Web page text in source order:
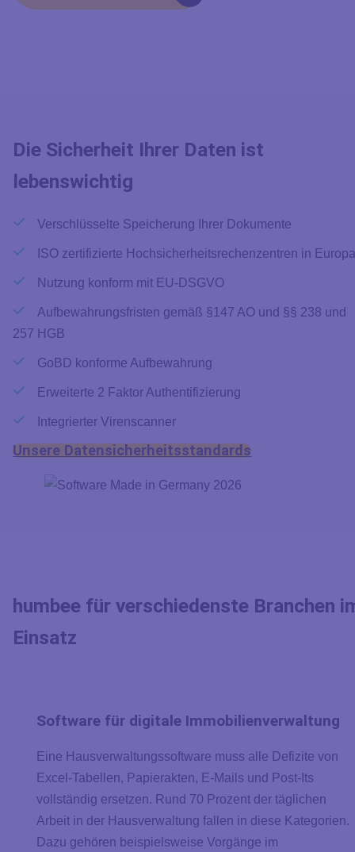
Die Sicherheit Ihrer Daten ist
lebenswichtig
Verschlüsselte Speicherung Ihrer Dokumente
ISO zertifizierte Hochsicherheitsrechenzentren in
Nutzung konform mit EU-DSGVO
Aufbewahrungsfristen gemäß §147 AO und §§ 238 und
257 HGB
GoBD konforme Aufbewahrung
Erweiterte 2 Faktor Authentifizierung
Integrierter Virenscanner
Unsere Datensicherheitsstandards
humbee für verschiedenste Branchen
Einsatz
Software für digitale Immobilienverwaltung
Eine Hausverwaltungssoftware muss alle Defizite von
Excel-Tabellen, Papierakten, E-Mails und Post-Its
vollständig ersetzen. Rund 70 Prozent der täglichen
Arbeit in der Hausverwaltung fallen in diese Kategorien.
Dazu gehören beispielsweise Vorgänge im